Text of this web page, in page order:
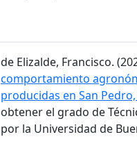
de Elizalde, Francisco.
comportamiento
producidas en San
obtener el grado de
por la Universidad de